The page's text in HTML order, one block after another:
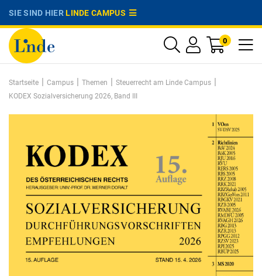
SIE SIND HIERLINDE CAMPUS
0
Startseite | Campus | Themen | Steuerrecht am Linde Campus |
KODEX Sozialversicherung 2026, Band III